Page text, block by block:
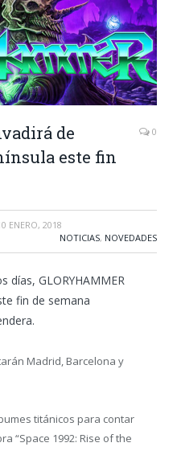
de
este fin
0
ENERO, 2018
NOTICIAS, NOVEDADES
días, GLORYHAMMER
fin de semana
Madrid, Barcelona y
titánicos para contar
“Space 1992: Rise of the